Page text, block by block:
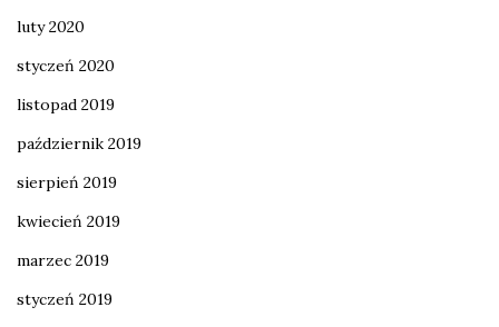
luty 2020
styczeń 2020
listopad 2019
październik 2019
sierpień 2019
kwiecień 2019
marzec 2019
styczeń 2019